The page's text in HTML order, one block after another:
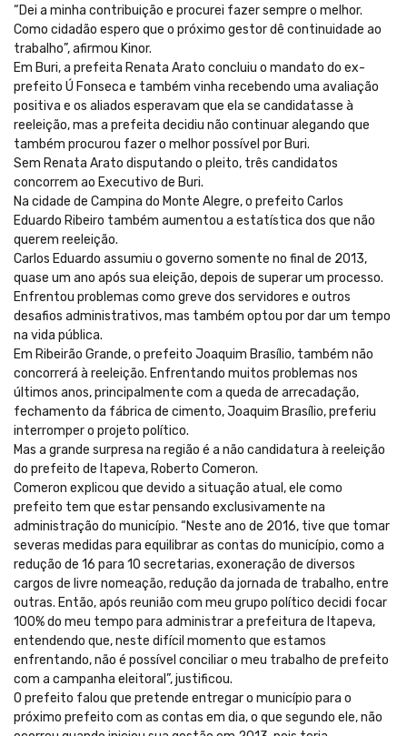
“Dei a minha contribuição e procurei fazer sempre o melhor.
Como cidadão espero que o próximo gestor dê continuidade ao
trabalho”, afirmou Kinor.
Em Buri, a prefeita Renata Arato concluiu o mandato do ex-
prefeito Ú Fonseca e também vinha recebendo uma avaliação
positiva e os aliados esperavam que ela se candidatasse à
reeleição, mas a prefeita decidiu não continuar alegando que
também procurou fazer o melhor possível por Buri.
Sem Renata Arato disputando o pleito, três candidatos
concorrem ao Executivo de Buri.
Na cidade de Campina do Monte Alegre, o prefeito Carlos
Eduardo Ribeiro também aumentou a estatística dos que não
querem reeleição.
Carlos Eduardo assumiu o governo somente no final de 2013,
quase um ano após sua eleição, depois de superar um processo.
Enfrentou problemas como greve dos servidores e outros
desafios administrativos, mas também optou por dar um tempo
na vida pública.
Em Ribeirão Grande, o prefeito Joaquim Brasílio, também não
concorrerá à reeleição. Enfrentando muitos problemas nos
últimos anos, principalmente com a queda de arrecadação,
fechamento da fábrica de cimento, Joaquim Brasílio, preferiu
interromper o projeto político.
Mas a grande surpresa na região é a não candidatura à reeleição
do prefeito de Itapeva, Roberto Comeron.
Comeron explicou que devido a situação atual, ele como
prefeito tem que estar pensando exclusivamente na
administração do município. “Neste ano de 2016, tive que tomar
severas medidas para equilibrar as contas do município, como a
redução de 16 para 10 secretarias, exoneração de diversos
cargos de livre nomeação, redução da jornada de trabalho, entre
outras. Então, após reunião com meu grupo político decidi focar
100% do meu tempo para administrar a prefeitura de Itapeva,
entendendo que, neste difícil momento que estamos
enfrentando, não é possível conciliar o meu trabalho de prefeito
com a campanha eleitoral”, justificou.
O prefeito falou que pretende entregar o município para o
próximo prefeito com as contas em dia, o que segundo ele, não